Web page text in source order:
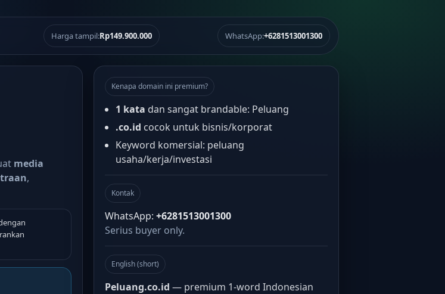
Harga tampil:Rp149.900.000 WhatsApp:+6281513001300
media
,
Kenapa domain ini premium?
1 kata dan sangat brandable: Peluang
.co.id cocok untuk bisnis/korporat
Keyword komersial: peluang
usaha/kerja/investasi
Kontak
WhatsApp: +6281513001300
Serius buyer only.
English (short)
Peluang.co.id — premium 1-word Indonesian